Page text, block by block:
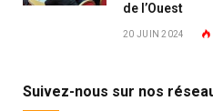
de l’Ouest
20 JUIN 2024
Suivez-nous sur nos